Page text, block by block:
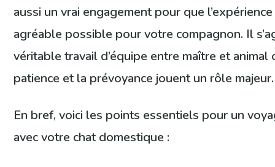
aussi un vrai engagement pour que
agréable possible pour votre compagnon. Il
véritable travail d’équipe entre maître et animal
patience et la prévoyance jouent un rôle majeur.
En bref, voici les points essentiels pour un
avec votre chat domestique :